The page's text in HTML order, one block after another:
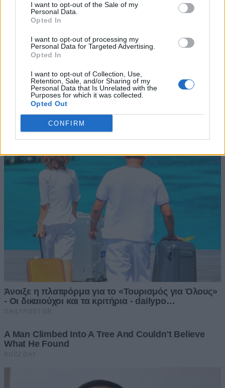
I want to opt-out of the Sale of my
Personal Data.
Opted In
I want to opt-out of processing my
Personal Data for Targeted Advertising.
Opted In
I want to opt-out of Collection, Use,
Retention, Sale, and/or Sharing of my
Personal Data that Is Unrelated with the
Purposes for which it was collected.
Opted Out
CONFIRM